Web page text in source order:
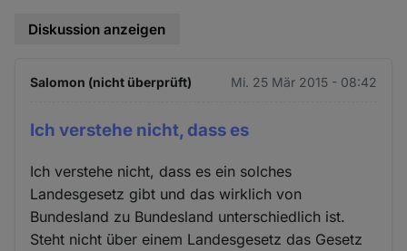
Diskussion anzeigen
Salomon (nicht überprüft) Mi. 25 Mär 2015 - 08:42
Ich verstehe nicht, dass es
Ich verstehe nicht, dass es ein solches
Landesgesetz gibt und das wirklich von
Bundesland zu Bundesland unterschiedlich ist.
Steht nicht über einem Landesgesetz das Gesetz